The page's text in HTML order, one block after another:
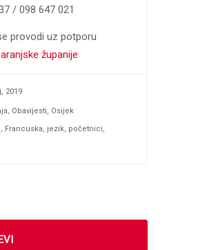
/ 098 647 021
provodi uz potporu
županije
2019
Obavijesti
Osijek
Francuska jezik, početnici